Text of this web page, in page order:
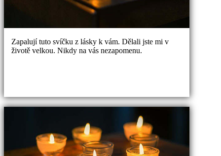
Zapalují tuto svíčku z lásky k vám. Dělali jste mi v
životě velkou. Nikdy na vás nezapomenu.